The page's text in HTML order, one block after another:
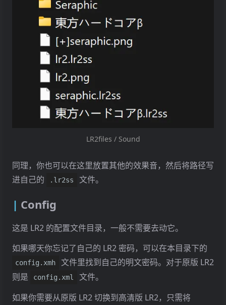
LR2files / Sound
同理，你也可以在这里放置其他的效果音，然后将路径写
进自己的
.lr2ss 文件。
Config
这是 LR2 的配置文件目录，一般不需要去动它。
如果哪天你忘记了自己的 LR2 密码，可以在本目录下的
config.xmh
文件里找到自己的明文密码。对于原版 LR2
则是
config.xml
文件。
如果你需要从原版 LR2 切换到高清版 LR2，只需将